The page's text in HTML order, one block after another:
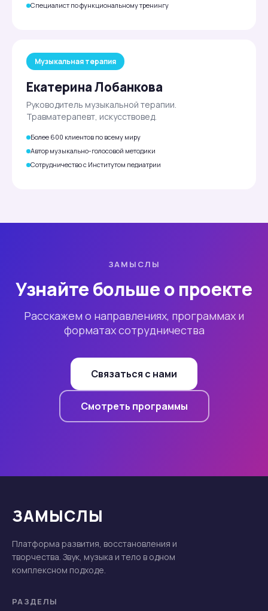
Специалист по функциональному тренингу
Музыкальная терапия
Екатерина Лобанкова
Руководитель музыкальной терапии.
Травматерапевт, искусствовед.
Более 600 клиентов по всему миру
Автор музыкально-голосовой методики
Сотрудничество с Институтом педиатрии
ЗАМЫСЛЫ
Узнайте больше о проекте
Расскажем о направлениях, программах и
форматах сотрудничества
Связаться с нами
Смотреть программы
ЗАМЫСЛЫ
Платформа развития, восстановления и
творчества. Звук, музыка и тело в одном
комплексном подходе.
РАЗДЕЛЫ